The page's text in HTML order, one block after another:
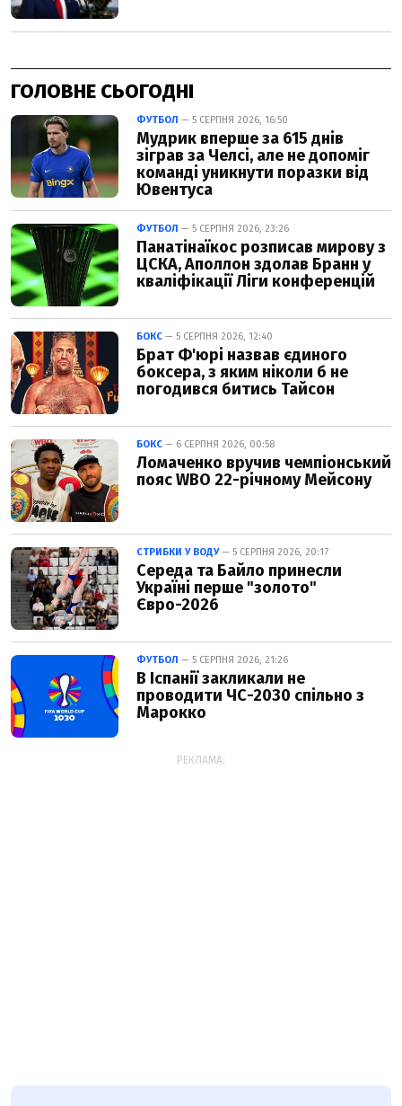
ГОЛОВНЕ СЬОГОДНІ
ФУТБОЛ — 5 СЕРПНЯ 2026, 16:50
Мудрик вперше за 615 днів
зіграв за Челсі, але не допоміг
команді уникнути поразки від
Ювентуса
ФУТБОЛ — 5 СЕРПНЯ 2026, 23:26
Панатінаїкос розписав мирову з
ЦСКА, Аполлон здолав Бранн у
кваліфікації Ліги конференцій
БОКС — 5 СЕРПНЯ 2026, 12:40
Брат Ф'юрі назвав єдиного
боксера, з яким ніколи б не
погодився битись Тайсон
БОКС — 6 СЕРПНЯ 2026, 00:58
Ломаченко вручив чемпіонський
пояс WBO 22-річному Мейсону
СТРИБКИ У ВОДУ— 5 СЕРПНЯ 2026, 20:17
Середа та Байло принесли
Україні перше "золото"
Євро-2026
ФУТБОЛ — 5 СЕРПНЯ 2026, 21:26
В Іспанії закликали не
проводити ЧС-2030 спільно з
Марокко
РЕКЛАМА: